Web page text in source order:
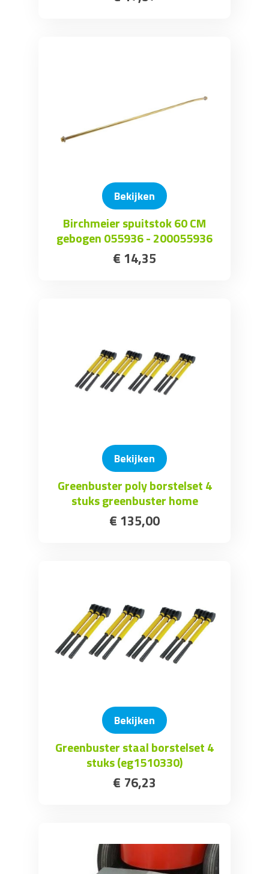
Bekijken
Birchmeier spuitstok 60 CM
gebogen 055936 - 200055936
€ 14,35
Bekijken
Greenbuster poly borstelset 4
stuks greenbuster home
€ 135,00
Bekijken
Greenbuster staal borstelset 4
stuks (eg1510330)
€ 76,23